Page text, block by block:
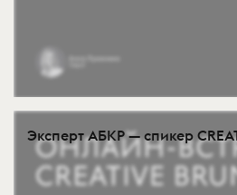
Эксперт АБКР — спикер